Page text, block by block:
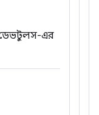
ডেভটুলস-এর